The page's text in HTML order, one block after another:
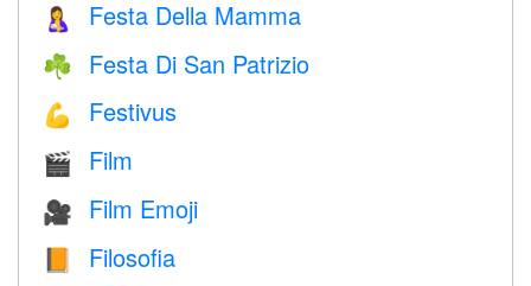
🤱 Festa Della Mamma
☘️ Festa Di San Patrizio
💪 Festivus
🎬 Film
🎥 Film Emoji
📙 Filosofia